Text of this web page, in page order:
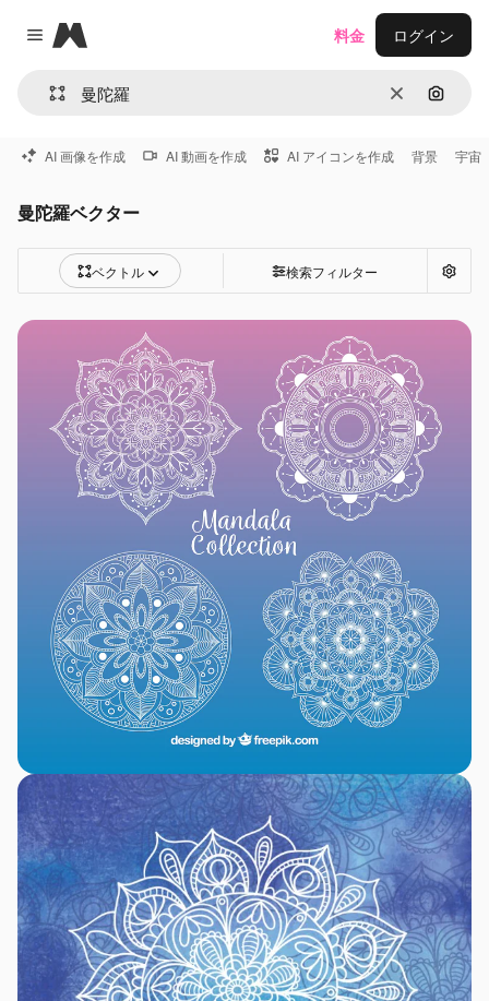
Close menu
Magnific
消去 画像で
料金 ログイン
AI 画像を作成 AI 動画を作成 AI アイコンを作成 背景 宇宙
曼陀羅ベクター
ベクトル 検索フィルター